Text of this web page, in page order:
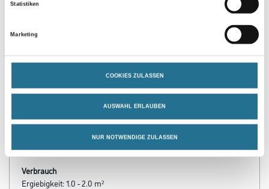
Statistiken
Marketing
COOKIES ZULASSEN
AUSWAHL ERLAUBEN
NUR NOTWENDIGE ZULASSEN
Staubtrocken: 10 min, grifffest: 30 min, durchgetrocknet: 2 h,
Verbrauch
Ergiebigkeit: 1.0 - 2.0 m²